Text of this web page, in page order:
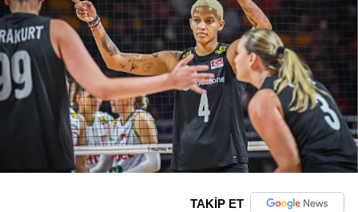
TAKİP ET